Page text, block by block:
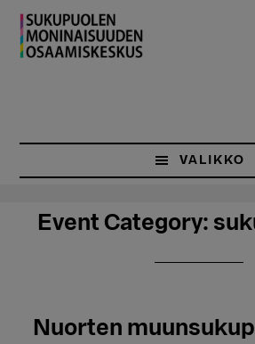
Hyppää
pääsisältöön
VALIKKO
Event Category:
Nuorten